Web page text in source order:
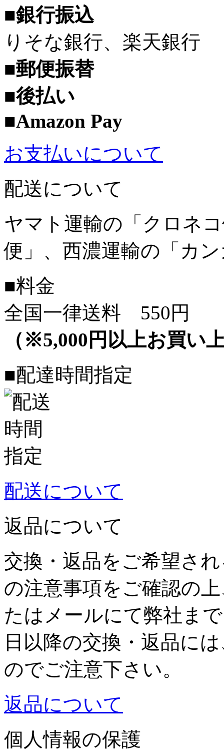
■銀行振込
りそな銀行、楽天銀行
■郵便振替
■後払い
■Amazon Pay
お支払いについて
配送について
ヤマト運輸の「クロネ
便」、西濃運輸の「カ
■料金
全国一律送料 550円
（※5,000円以上お買い
■配達時間指定
配送について
返品について
交換・返品をご希望さ
の注意事項をご確認の
たはメールにて弊社ま
日以降の交換・返品に
のでご注意下さい。
返品について
個人情報の保護